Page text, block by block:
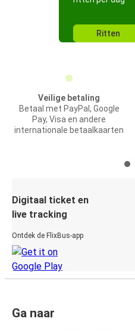
Ritten
Veilige betaling
Betaal met PayPal, Google
Pay, Visa en andere
internationale betaalkaarten
Digitaal ticket en
live tracking
Ontdek de FlixBus-app
Ga naar